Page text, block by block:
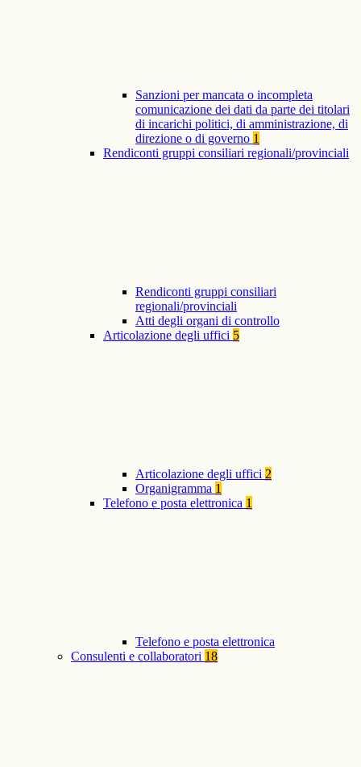
Sanzioni per mancata o incompleta
comunicazione dei dati da parte dei titolari
di incarichi politici, di amministrazione, di
direzione o di governo 1
Rendiconti gruppi consiliari regionali/provinciali
Rendiconti gruppi consiliari
regionali/provinciali
Atti degli organi di controllo
Articolazione degli uffici 5
Articolazione degli uffici 2
Organigramma 1
Telefono e posta elettronica 1
Telefono e posta elettronica
Consulenti e collaboratori 18